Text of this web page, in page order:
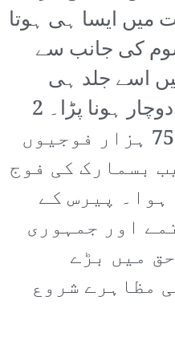
ایسا ہی ہوتا
کی جانب سے
اسے جلد ہی
شرمناک شکست سے دوچار ہونا پڑا۔ 2
ستمبر کو بادشاہ اپنے 75 ہزار فوجیوں
بسمارک کی فوج
پیرس کے
اور جمہوری
میں بڑے
مظاہرے شروع